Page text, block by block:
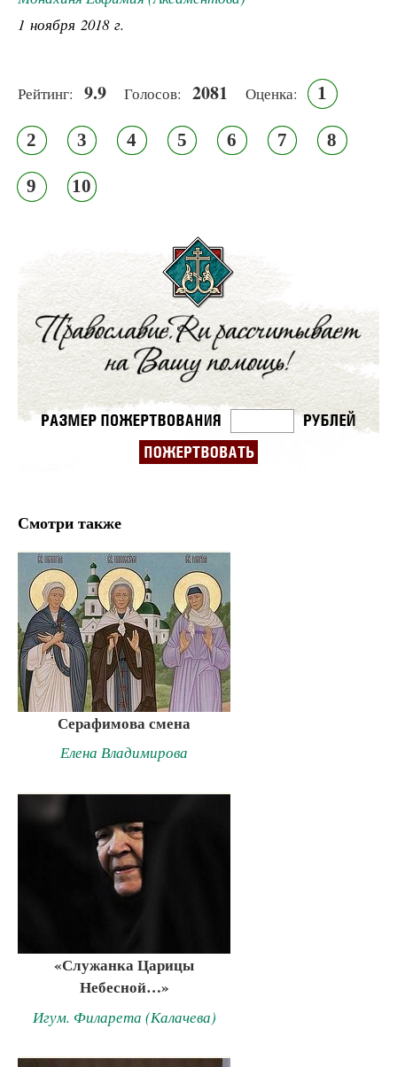
1 ноября 2018 г.
Рейтинг: 9.9 Голосов: 2081 Оценка: 1
2 3 4 5 6 7 8
9 10
Смотри также
Серафимова смена
Елена Владимирова
«Служанка Царицы
Небесной…»
Игум. Филарета (Калачева)